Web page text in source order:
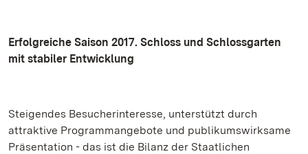
Erfolgreiche Saison 2017. Schloss und Schlossgarten
mit stabiler Entwicklung
Steigendes Besucherinteresse, unterstützt durch
attraktive Programmangebote und publikumswirksame
Präsentation - das ist die Bilanz der Staatlichen